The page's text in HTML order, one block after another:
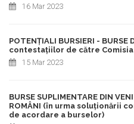
16 Mar 2023
POTENȚIALI BURSIERI -
contestațiilor de către
15 Mar 2023
BURSE SUPLIMENTARE DIN
ROMÂNI (în urma soluționării
de acordare a burselor)